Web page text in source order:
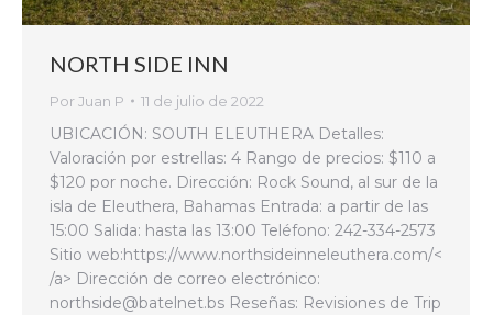
NORTH SIDE INN
PorJuan P 11 de julio de 2022
UBICACIÓN: SOUTH ELEUTHERA Detalles:
Valoración por estrellas: 4 Rango de precios: $110 a
$120 por noche. Dirección: Rock Sound, al sur de la
isla de Eleuthera, Bahamas Entrada: a partir de las
15:00 Salida: hasta las 13:00 Teléfono: 242-334-2573
Sitio web:https://www.northsideinneleuthera.com/<
/a> Dirección de correo electrónico:
northside@batelnet.bs Reseñas: Revisiones de Trip